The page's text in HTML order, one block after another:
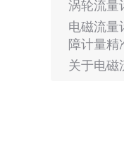
涡轮流量
电磁流量
障计量精
关于电磁